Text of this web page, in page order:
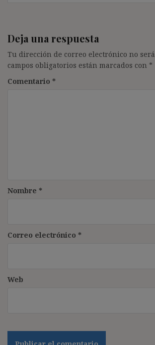
Deja una respuesta
Tu dirección de correo electrónico no
campos obligatorios están marcados con *
Comentario *
Nombre *
Correo electrónico *
Web